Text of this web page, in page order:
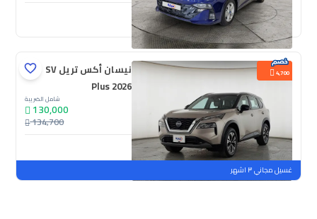
جديدة
4,700
نيسان أكس تريل SV
Plus 2026
شامل الضريبة
130,000
134,700
جديدة
ملوحة
غسيل مجاني ٣ اشهر